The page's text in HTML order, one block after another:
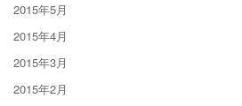
2015年5月
2015年4月
2015年3月
2015年2月